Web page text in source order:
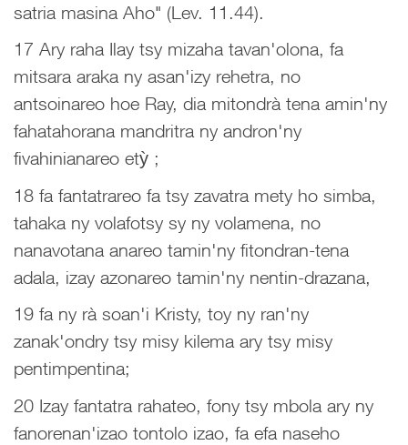
satria masina Aho" (Lev. 11.44).
17 Ary raha Ilay tsy mizaha tavan'olona, fa
mitsara araka ny asan'izy rehetra, no
antsoinareo hoe Ray, dia mitondrà tena amin'ny
fahatahorana mandritra ny andron'ny
fivahinianareo etỳ ;
18 fa fantatrareo fa tsy zavatra mety ho simba,
tahaka ny volafotsy sy ny volamena, no
nanavotana anareo tamin'ny fitondran-tena
adala, izay azonareo tamin'ny nentin-drazana,
19 fa ny rà soan'i Kristy, toy ny ran'ny
zanak'ondry tsy misy kilema ary tsy misy
pentimpentina;
20 Izay fantatra rahateo, fony tsy mbola ary ny
fanorenan'izao tontolo izao, fa efa naseho